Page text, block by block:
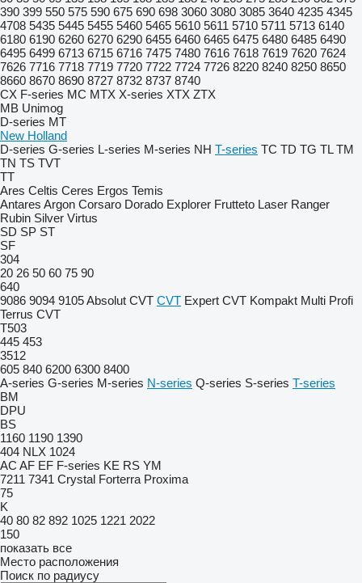
390 399 550 575 590 675 690 698 3060 3080 3085 3640 4235 4345
4708 5435 5445 5455 5460 5465 5610 5611 5710 5711 5713 6140
6180 6190 6260 6270 6290 6455 6460 6465 6475 6480 6485 6490
6495 6499 6713 6715 6716 7475 7480 7616 7618 7619 7620 7624
7626 7716 7718 7719 7720 7722 7724 7726 8220 8240 8250 8650
8660 8670 8690 8727 8732 8737 8740
CX F-series MC MTX X-series XTX ZTX
MB Unimog
D-series MT
New Holland
D-series G-series L-series M-series NH T-series TC TD TG TL TM
TN TS TVT
TT
Ares Celtis Ceres Ergos Temis
Antares Argon Corsaro Dorado Explorer Frutteto Laser Ranger
Rubin Silver Virtus
SD SP ST
SF
304
20 26 50 60 75 90
640
9086 9094 9105Absolut CVT CVT Expert CVT Kompakt Multi Profi
Terrus CVT
T503
445 453
3512
605 840 6200 6300 8400
A-series G-series M-series N-series Q-series S-series T-series
BM
DPU
BS
1160 1190 1390
404 NLX 1024
AC AF EF F-series KE RS YM
7211 7341 Crystal Forterra Proxima
75
K
40 80 82 892 1025 1221 2022
150
показать все
Место расположения
Поиск по радиусу